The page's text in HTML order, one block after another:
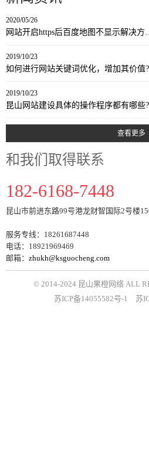
2020/05/26
网站开启https后百度地图不显示解决
2019/10/23
如何进行网站关键词优化，增加其价值
2019/10/23
昆山网站建设具体的操作程序都有哪些
查看更多
和我们取得联系
182-6168-7448
昆山市前进东路99号港龙财智国际2号楼
服务专线：18261687448
电话：18921969469
邮箱： zhukh@ksguocheng.com
© 2014-2024 昆山果橙网络 ALL
苏ICP备14055582号-1
苏